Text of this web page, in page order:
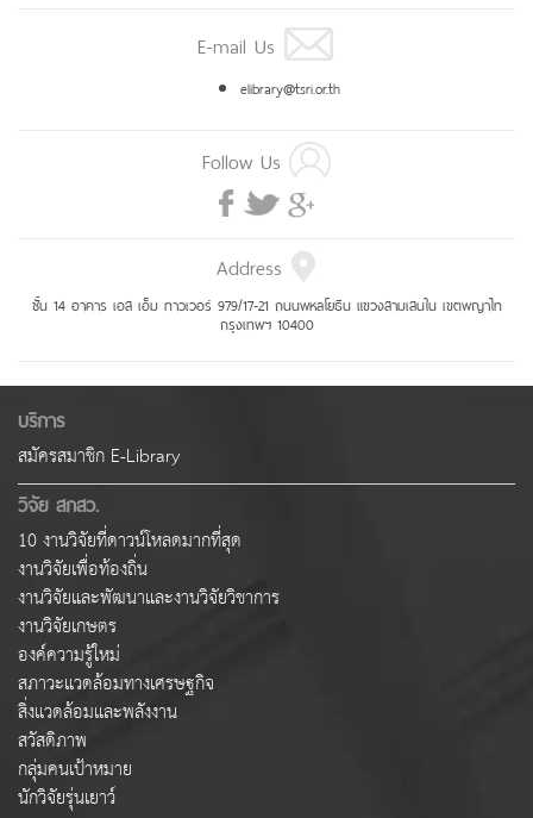
E-mail Us
elibrary@tsri.or.th
Follow Us
Address
ชั้น 14 อาคาร เอส เอ็ม ทาวเวอร์ 979/17-21 ถนนพหลโยธิน แขวงสามเสนใน เขตพญาไท
กรุงเทพฯ 10400
บริการ
สมัครสมาชิก E-Library
วิจัย สกสว.
10 งานวิจัยที่ดาวน์โหลดมากที่สุด
งานวิจัยเพื่อท้องถิ่น
งานวิจัยและพัฒนาและงานวิจัยวิชาการ
งานวิจัยเกษตร
องค์ความรู้ใหม่
สภาวะแวดล้อมทางเศรษฐกิจ
สิ่งแวดล้อมและพลังงาน
สวัสดิภาพ
กลุ่มคนเป้าหมาย
นักวิจัยรุ่นเยาว์